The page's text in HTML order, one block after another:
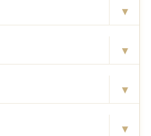
▾
▾
▾
▾